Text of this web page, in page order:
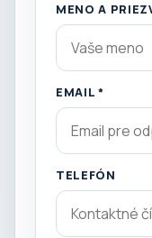
MENO A
EMAIL *
TELEFÓN